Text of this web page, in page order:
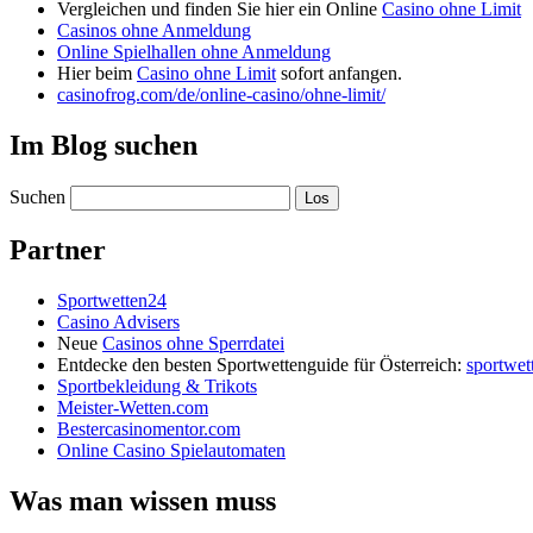
Vergleichen und finden Sie hier ein Online Casino ohne Limit
Casinos ohne Anmeldung
Online Spielhallen ohne Anmeldung
Hier beim Casino ohne Limit sofort anfangen.
casinofrog.com/de/online-casino/ohne-limit/
Im Blog suchen
Suchen
Partner
Sportwetten24
Casino Advisers
Neue Casinos ohne Sperrdatei
Entdecke den besten Sportwettenguide für Österreich:
Sportbekleidung & Trikots
Meister-Wetten.com
Bestercasinomentor.com
Online Casino Spielautomaten
Was man wissen muss